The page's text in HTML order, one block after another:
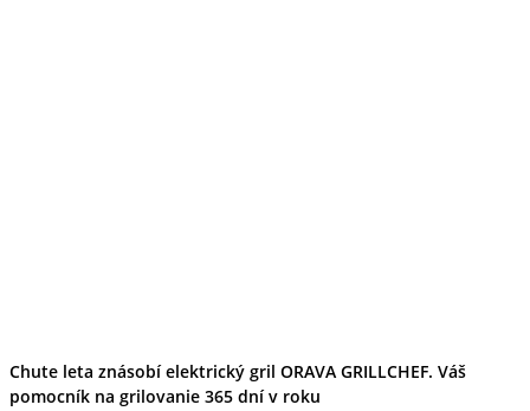
Chute leta znásobí elektrický gril ORAVA GRILLCHEF. Váš
pomocník na grilovanie 365 dní v roku